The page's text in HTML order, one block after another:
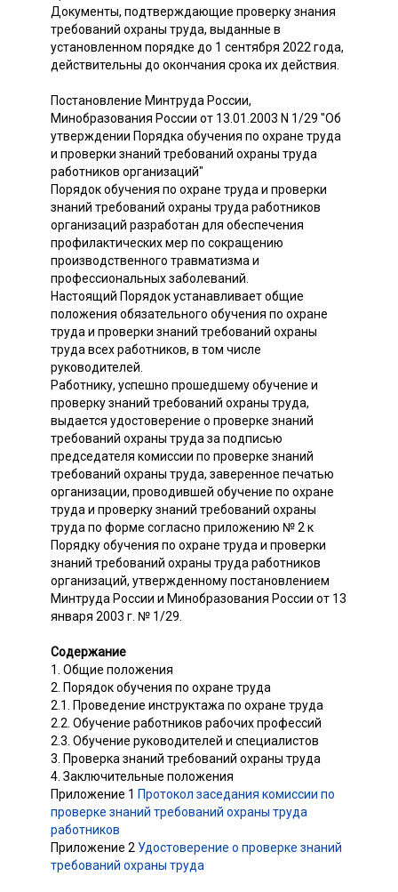
Документы, подтверждающие проверку знания
требований охраны труда, выданные в
установленном порядке до 1 сентября 2022 года,
действительны до окончания срока их действия.
Постановление Минтруда России,
Минобразования России от 13.01.2003 N 1/29 "Об
утверждении Порядка обучения по охране труда
и проверки знаний требований охраны труда
работников организаций"
Порядок обучения по охране труда и проверки
знаний требований охраны труда работников
организаций разработан для обеспечения
профилактических мер по сокращению
производственного травматизма и
профессиональных заболеваний.
Настоящий Порядок устанавливает общие
положения обязательного обучения по охране
труда и проверки знаний требований охраны
труда всех работников, в том числе
руководителей.
Работнику, успешно прошедшему обучение и
проверку знаний требований охраны труда,
выдается удостоверение о проверке знаний
требований охраны труда за подписью
председателя комиссии по проверке знаний
требований охраны труда, заверенное печатью
организации, проводившей обучение по охране
труда и проверку знаний требований охраны
труда по форме согласно приложению № 2 к
Порядку обучения по охране труда и проверки
знаний требований охраны труда работников
организаций, утвержденному постановлением
Минтруда России и Минобразования России от 13
января 2003 г. № 1/29.
Содержание
1. Общие положения
2. Порядок обучения по охране труда
2.1. Проведение инструктажа по охране труда
2.2. Обучение работников рабочих профессий
2.3. Обучение руководителей и специалистов
3. Проверка знаний требований охраны труда
4. Заключительные положения
Приложение 1 Протокол заседания комиссии по
проверке знаний требований охраны труда
работников
Приложение 2 Удостоверение о проверке знаний
требований охраны труда